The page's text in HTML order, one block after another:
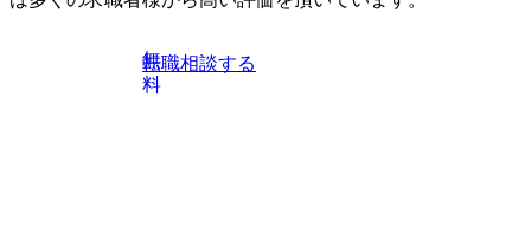
ンサルタントも登壇しますので、当社へ気になることや転
職後のご不安な事はその場でご質問いただけますので、ぜ
無
料
転職相談する